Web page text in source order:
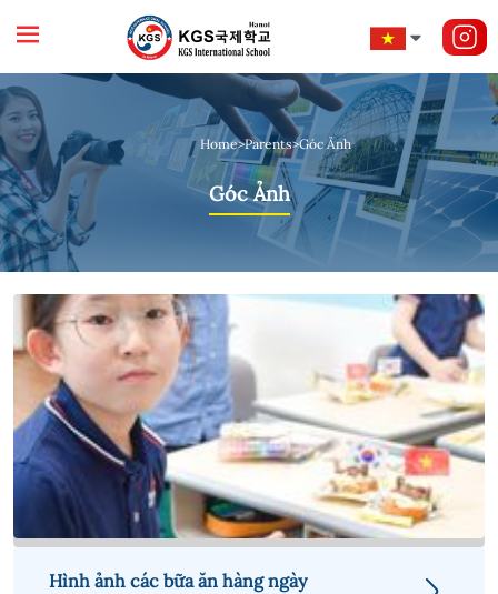
Home>Parents>Góc Ảnh
Góc Ảnh
Hình ảnh các bữa ăn hàng ngày